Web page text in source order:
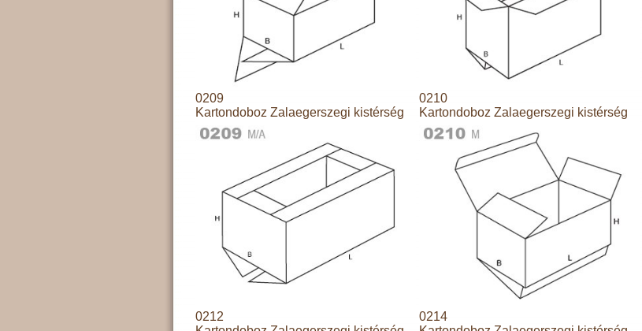
0209
Kartondoboz Zalaegerszegi kistérség
0210
Kartondoboz Zalaegerszegi kistérség
0212
0214